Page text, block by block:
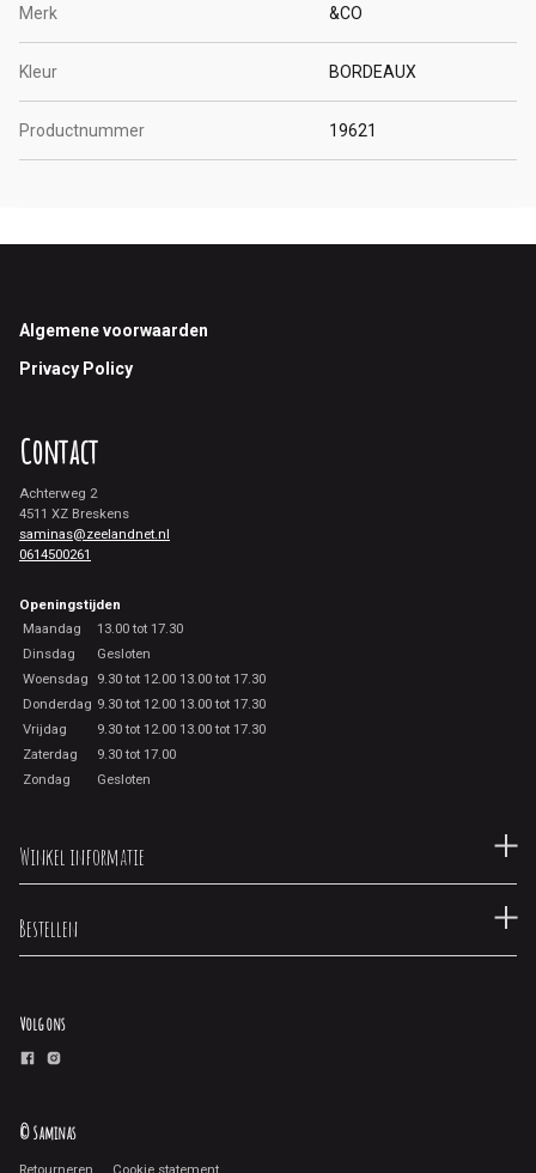
Merk &CO
Kleur BORDEAUX
Productnummer 19621
Footer
Algemene voorwaarden
Privacy Policy
Contact
Achterweg 2
4511 XZ Breskens
saminas@zeelandnet.nl
0614500261
Openingstijden
Maandag
13.00 tot 17.30
Dinsdag
Gesloten
Woensdag
9.30 tot 12.00 13.00 tot 17.30
Donderdag 9.30 tot 12.00 13.00 tot 17.30
Vrijdag
9.30 tot 12.00 13.00 tot 17.30
Zaterdag
9.30 tot 17.00
Zondag
Gesloten
Winkel informatie
Bestellen
Volg ons
© Saminas
Retourneren Cookie statement